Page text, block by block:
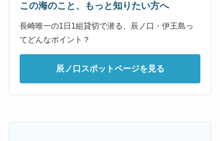
この海のこと、もっと知りたい方へ
長崎唯一の1日1組貸切で潜る、辰ノ口・伊王島っ
てどんなポイント？
辰ノ口スポットページを見る